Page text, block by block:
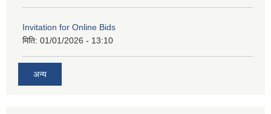
Invitation for Online Bids
मिति: 01/01/2026 - 13:10
अन्य